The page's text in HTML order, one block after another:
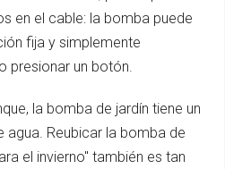
en el cable: la bomba puede
fija y simplemente
presionar un botón.
la bomba de jardín tiene un
agua. Reubicar la bomba de
el invierno" también es tan